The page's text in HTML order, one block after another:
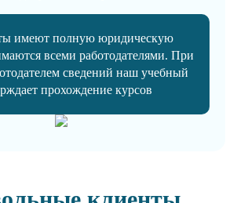
имеют полную юридическую
всеми работодателями. При
сведений наш учебный
прохождение курсов